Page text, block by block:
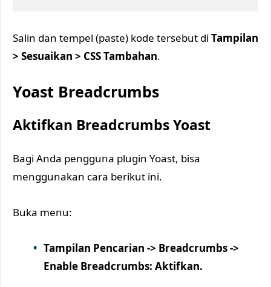
Salin dan tempel (paste) kode tersebut di Tampilan
> Sesuaikan > CSS Tambahan.
Yoast Breadcrumbs
Aktifkan Breadcrumbs Yoast
Bagi Anda pengguna plugin Yoast, bisa
menggunakan cara berikut ini.
Buka menu:
Tampilan Pencarian -> Breadcrumbs ->
Enable Breadcrumbs: Aktifkan.